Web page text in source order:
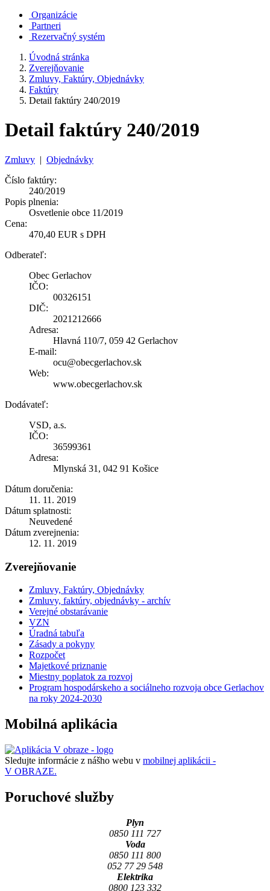
Organizácie
Partneri
Rezervačný systém
Úvodná stránka
Zverejňovanie
Zmluvy, Faktúry, Objednávky
Faktúry
Detail faktúry 240/2019
Detail faktúry 240/2019
Zmluvy | Objednávky
Číslo faktúry:
240/2019
Popis plnenia:
Osvetlenie obce 11/2019
Cena:
470,40 EUR s DPH
Odberateľ:
Obec Gerlachov
IČO:
00326151
DIČ:
2021212666
Adresa:
Hlavná 110/7, 059 42 Gerlachov
E-mail:
ocu@obecgerlachov.sk
Web:
www.obecgerlachov.sk
Dodávateľ:
VSD, a.s.
IČO:
36599361
Adresa:
Mlynská 31, 042 91 Košice
Dátum doručenia:
11. 11. 2019
Dátum splatnosti:
Neuvedené
Dátum zverejnenia:
12. 11. 2019
Zverejňovanie
Zmluvy, Faktúry, Objednávky
Zmluvy, faktúry, objednávky - archív
Verejné obstarávanie
VZN
Úradná tabuľa
Zásady a pokyny
Rozpočet
Majetkové priznanie
Miestny poplatok za rozvoj
Program hospodárskeho a sociálneho rozvoja obce Gerlachov
na roky 2024-2030
Mobilná aplikácia
Sledujte informácie z nášho webu v mobilnej aplikácii -
V OBRAZE.
Poruchové služby
Plyn
0850 111 727
Voda
0850 111 800
052 77 29 548
Elektrika
0800 123 332